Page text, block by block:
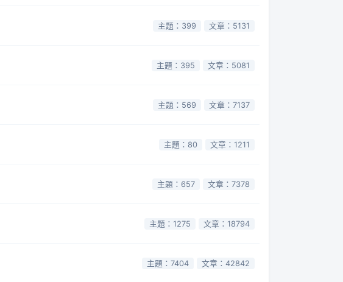
主題：399 文章：5131
主題：395 文章：5081
主題：569 文章：7137
主題：80 文章：1211
主題：657 文章：7378
主題：1275 文章：18794
主題：7404 文章：42842